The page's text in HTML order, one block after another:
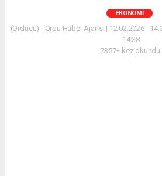
EKONOMI
(Orducu) - Ordu Haber Ajansı | 12.02.2026 -
14:38
7357+ kez okundu.